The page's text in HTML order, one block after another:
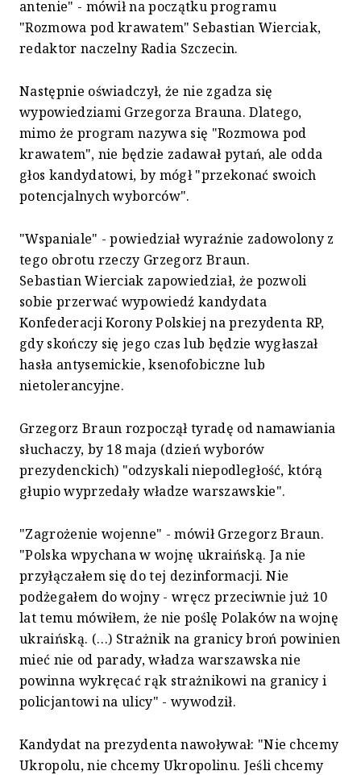
antenie" - mówił na początku programu
"Rozmowa pod krawatem" Sebastian Wierciak,
redaktor naczelny Radia Szczecin.
Następnie oświadczył, że nie zgadza się
wypowiedziami Grzegorza Brauna. Dlatego,
mimo że program nazywa się "Rozmowa pod
krawatem", nie będzie zadawał pytań, ale odda
głos kandydatowi, by mógł "przekonać swoich
potencjalnych wyborców".
"Wspaniale" - powiedział wyraźnie zadowolony z
tego obrotu rzeczy Grzegorz Braun.
Sebastian Wierciak zapowiedział, że pozwoli
sobie przerwać wypowiedź kandydata
Konfederacji Korony Polskiej na prezydenta RP,
gdy skończy się jego czas lub będzie wygłaszał
hasła antysemickie, ksenofobiczne lub
nietolerancyjne.
Grzegorz Braun rozpoczął tyradę od namawiania
słuchaczy, by 18 maja (dzień wyborów
prezydenckich) "odzyskali niepodległość, którą
głupio wyprzedały władze warszawskie".
"Zagrożenie wojenne" - mówił Grzegorz Braun.
"Polska wpychana w wojnę ukraińską. Ja nie
przyłączałem się do tej dezinformacji. Nie
podżegałem do wojny - wręcz przeciwnie już 10
lat temu mówiłem, że nie poślę Polaków na wojnę
ukraińską. (…) Strażnik na granicy broń powinien
mieć nie od parady, władza warszawska nie
powinna wykręcać rąk strażnikowi na granicy i
policjantowi na ulicy" - wywodził.
Kandydat na prezydenta nawoływał: "Nie chcemy
Ukropolu, nie chcemy Ukropolinu. Jeśli chcemy